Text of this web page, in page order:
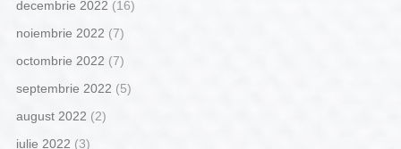
decembrie 2022 (16)
noiembrie 2022 (7)
octombrie 2022 (7)
septembrie 2022 (5)
august 2022 (2)
iulie 2022 (3)